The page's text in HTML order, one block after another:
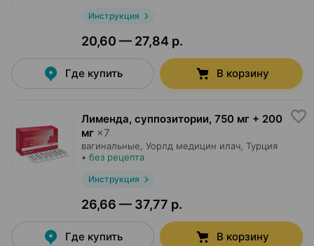
Инструкция
20,60 — 27,84 р.
Где купить В корзину
Лименда, суппозитории, 750 мг + 200
мг ×7
вагинальные, Уорлд медицин илач , Турция
• без рецепта
Инструкция
26,66 — 37,77 р.
Где купить В корзину